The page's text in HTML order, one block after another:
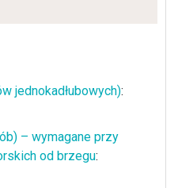
jednokadłubowych):
– wymagane przy
od brzegu: